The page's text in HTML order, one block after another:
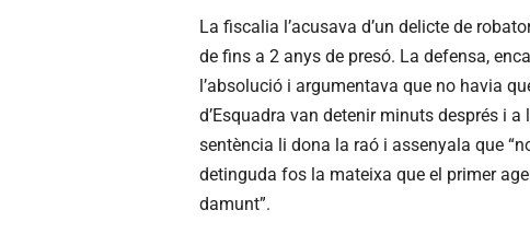
La fiscalia l’acusava d’un delicte de
de fins a 2 anys de presó. La defensa,
l’absolució i argumentava que no havia
d’Esquadra van detenir minuts després i
sentència li dona la raó i assenyala que
detinguda fos la mateixa que el primer
damunt”.